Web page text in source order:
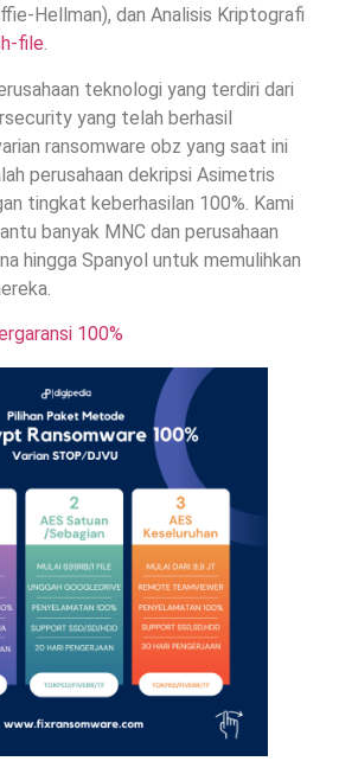
Hellman), dan Analisis Kriptografi
file.
teknologi yang terdiri dari
yang telah berhasil
ransomware obz yang saat ini
perusahaan dekripsi Asimetris
tingkat keberhasilan 100%. Kami
banyak MNC dan perusahaan
hingga Spanyol untuk memulihkan
100%